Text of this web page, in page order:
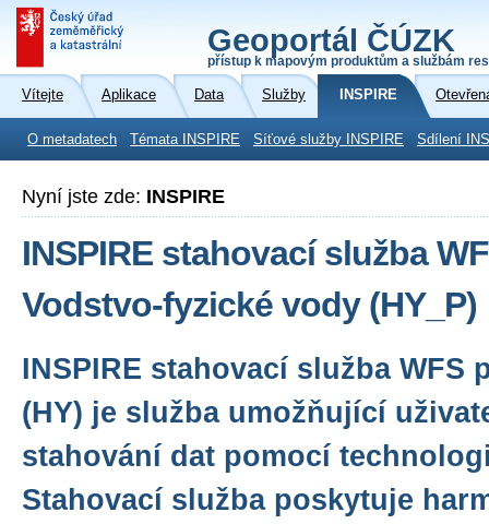
Geoportál ČÚZK
přístup k mapovým produktům a službám
Vítejte Aplikace Data Služby INSPIRE
O metadatech Témata INSPIRE Síťové služby INSPIRE Sdílení
Nyní jste zde: INSPIRE
INSPIRE stahovací služba
Vodstvo-fyzické vody (HY_P)
INSPIRE stahovací služba WFS
(HY) je služba umožňující
stahování dat pomocí
Stahovací služba poskytuje